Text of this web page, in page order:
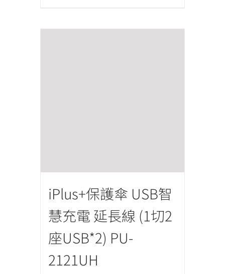
iPlus+保護傘 USB智
慧充電 延長線 (1切2
座USB*2) PU-
2121UH